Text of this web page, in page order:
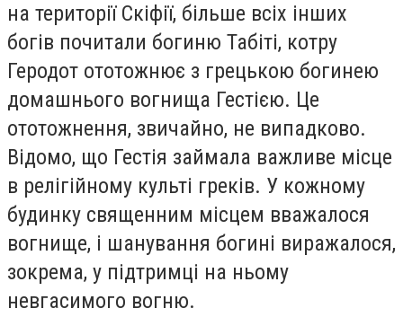
на території Скіфії, більше всіх інших
богів почитали богиню Табіті, котру
Геродот ототожнює з грецькою богинею
домашнього вогнища Гестією. Це
ототожнення, звичайно, не випадково.
Відомо, що Гестія займала важливе місце
в релігійному культі греків. У кожному
будинку священним місцем вважалося
вогнище, і шанування богині виражалося,
зокрема, у підтримці на ньому
невгасимого вогню.